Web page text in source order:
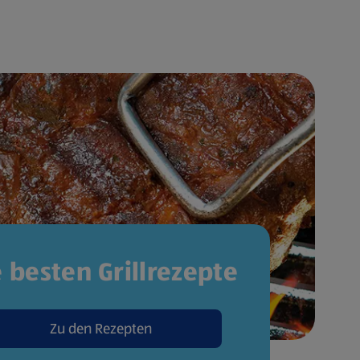
besten Grillrezepte
Zu den Rezepten